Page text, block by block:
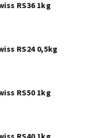
RS36 1kg
RS24 0,5kg
RS50 1kg